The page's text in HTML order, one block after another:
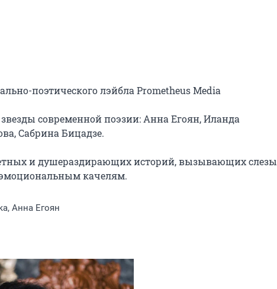
поэтического лэйбла Prometheus Media
современной поэзии: Анна Егоян, Иланда
Сабрина Бицадзе.
и душераздирающих историй, вызывающих слезы
качелям.
Анна Егоян